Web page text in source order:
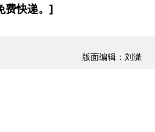
费快递。]
版面编辑：刘潇